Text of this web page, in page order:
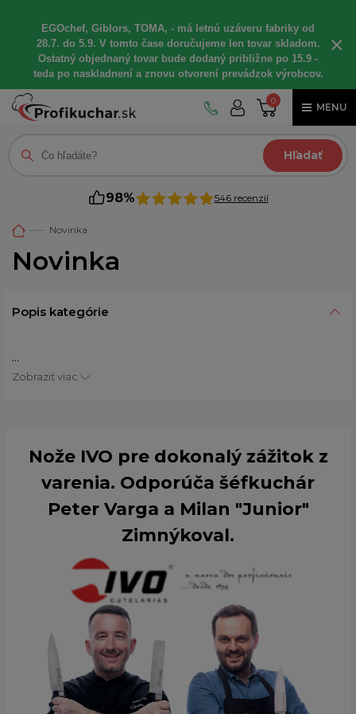
EGOchef, Giblors, TOMA, - má letnú uzáveru fabriky od
28.7. do 5.9. V tomto čase doručujeme len tovar skladom.
Ostatný objednaný tovar bude dodaný približne po 15.9 -
teda po naskladnení a znovu otvorení prevádzok výrobcov.
×
0
MENU
Hľadať
98% 546 recenzií
Novinka
Novinka
Popis kategórie
...
Zobraziť viac
Nože IVO pre dokonalý zážitok z
varenia. Odporúča šéfkuchár
Peter Varga a Milan "Junior"
Zimnýkoval.